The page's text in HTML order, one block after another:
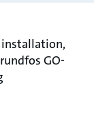
installation,
GO-